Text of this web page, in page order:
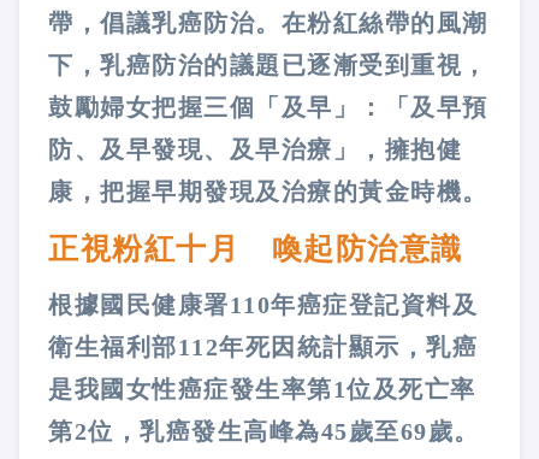
帶，倡議乳癌防治。在粉紅絲帶的風潮
下，乳癌防治的議題已逐漸受到重視，
鼓勵婦女把握三個「及早」：「及早預
防、及早發現、及早治療」，擁抱健
康，把握早期發現及治療的黃金時機。
正視粉紅十月 喚起防治意識
根據國民健康署110年癌症登記資料及
衛生福利部112年死因統計顯示，乳癌
是我國女性癌症發生率第1位及死亡率
第2位，乳癌發生高峰為45歲至69歲。